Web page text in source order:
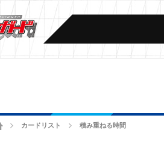
ホームカードリスト 積み重ねる時間